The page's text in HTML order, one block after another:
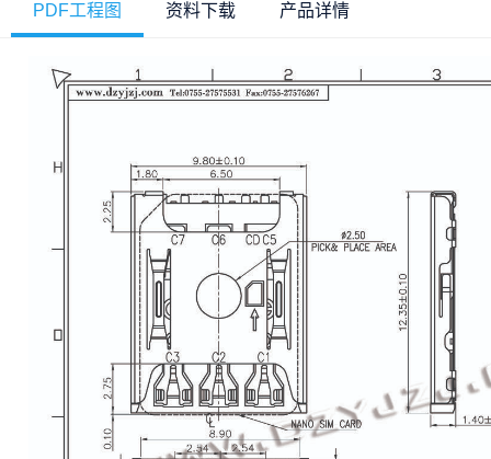
PDF工程图 资料下载 产品详情